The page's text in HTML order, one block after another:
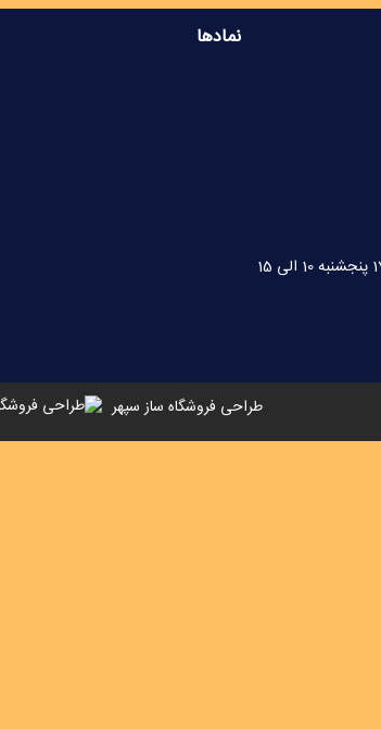
نمادها
طراحی فروشگاه ساز سپهر